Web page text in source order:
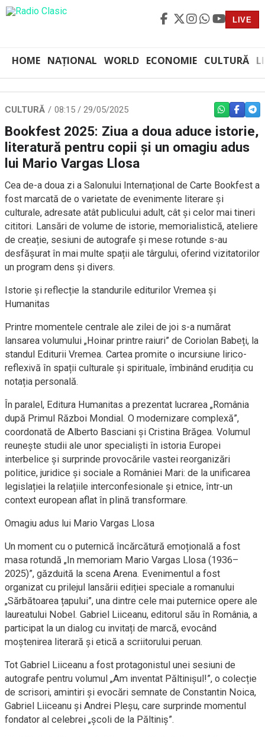
LIVE
HOME NAȚIONAL WORLD ECONOMIE CULTURĂ
CULTURĂ 08:15 / 29/05/2025 WHATSAPP
Bookfest 2025: Ziua a doua aduce istorie,
literatură pentru copii și un omagiu adus
lui Mario Vargas Llosa
Cea de-a doua zi a Salonului Internațional de Carte Bookfest a
fost marcată de o varietate de evenimente literare și
culturale, adresate atât publicului adult, cât și celor mai tineri
cititori. Lansări de volume de istorie, memorialistică, ateliere
de creație, sesiuni de autografe și mese rotunde s-au
desfășurat în mai multe spații ale târgului, oferind vizitatorilor
un program dens și divers.
Istorie și reflecție la standurile editurilor Vremea și
Humanitas
Printre momentele centrale ale zilei de joi s-a numărat
lansarea volumului „Hoinar printre raiuri” de Coriolan Babeți, la
standul Editurii Vremea. Cartea promite o incursiune lirico-
reflexivă în spații culturale și spirituale, îmbinând erudiția cu
notația personală.
În paralel, Editura Humanitas a prezentat lucrarea „România
după Primul Război Mondial. O modernizare complexă”,
coordonată de Alberto Basciani și Cristina Brăgea. Volumul
reunește studii ale unor specialiști în istoria Europei
interbelice și surprinde provocările vastei reorganizări
politice, juridice și sociale a României Mari: de la unificarea
legislației la relațiile interconfesionale și etnice, într-un
context european aflat în plină transformare.
Omagiu adus lui Mario Vargas Llosa
Un moment cu o puternică încărcătură emoțională a fost
masa rotundă „In memoriam Mario Vargas Llosa (1936–
2025)”, găzduită la scena Arena. Evenimentul a fost
organizat cu prilejul lansării ediției speciale a romanului
„Sărbătoarea țapului”, una dintre cele mai puternice opere ale
laureatului Nobel. Gabriel Liiceanu, editorul său în România, a
participat la un dialog cu invitați de marcă, evocând
moștenirea literară și etică a scriitorului peruan.
Tot Gabriel Liiceanu a fost protagonistul unei sesiuni de
autografe pentru volumul „Am inventat Păltinișul!”, o colecție
de scrisori, amintiri și evocări semnate de Constantin Noica,
Gabriel Liiceanu și Andrei Pleșu, care surprinde momentul
fondator al celebrei „școli de la Păltiniș”.